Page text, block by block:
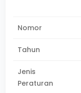
Nomor
Tahun
Jenis
Peraturan